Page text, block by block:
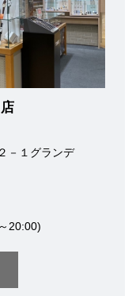
－１グランデ
20:00)